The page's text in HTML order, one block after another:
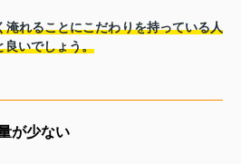
淹れることにこだわりを持っている人
良いでしょう。
が少ない